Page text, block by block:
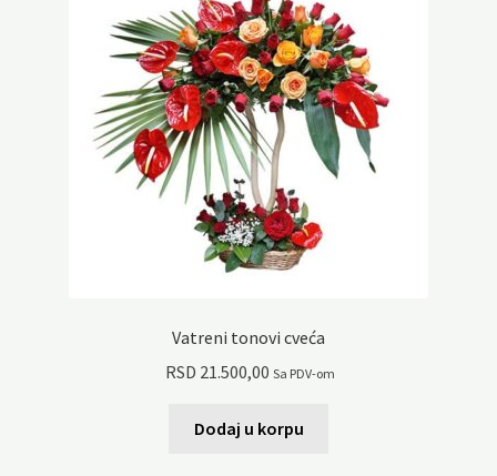
Vatreni tonovi cveća
RSD 21.500,00 Sa PDV-om
Dodaj u korpu